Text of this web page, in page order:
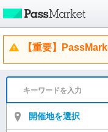
【重要】
開催地を選択